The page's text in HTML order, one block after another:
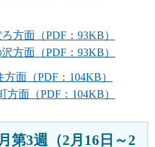
方面（PDF：93KB）
方面（PDF：93KB）
面（PDF：104KB）
面（PDF：104KB）
第3週（2月16日～2